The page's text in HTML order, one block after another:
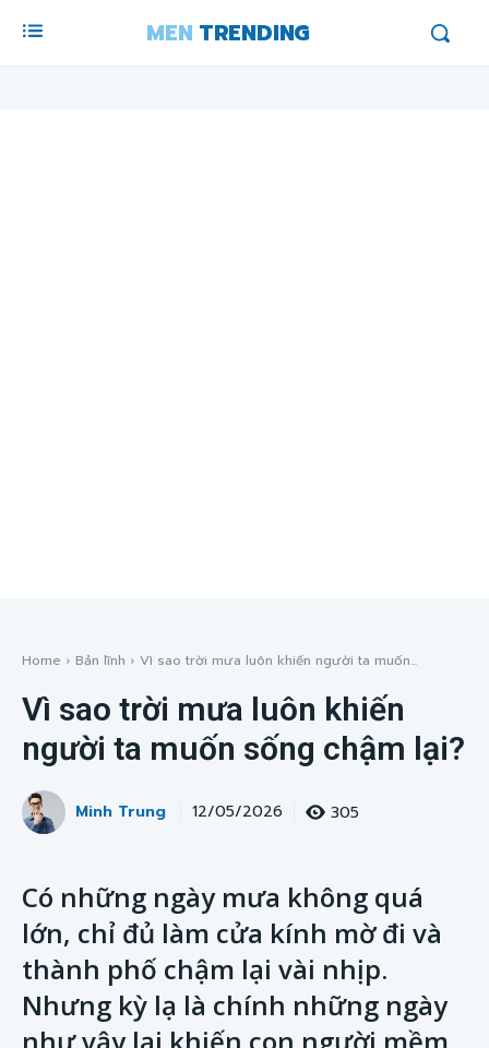
MEN TRENDING
Home Bản lĩnh Vì sao trời mưa luôn khiến người ta muốn...
Vì sao trời mưa luôn khiến
người ta muốn sống chậm lại?
Minh Trung 12/05/2026 305
Có những ngày mưa không quá
lớn, chỉ đủ làm cửa kính mờ đi và
thành phố chậm lại vài nhịp.
Nhưng kỳ lạ là chính những ngày